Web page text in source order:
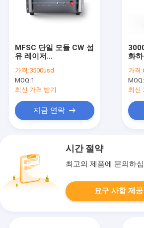
MFSC 단일 모듈 CW 섬
유 레이저
가격:3500usd
MOQ:1
최신 가격 받기
지금 연락
화
가격:
MOQ:
최신
시간 절약
최고의 제품에 문의하
요구 사항 제공